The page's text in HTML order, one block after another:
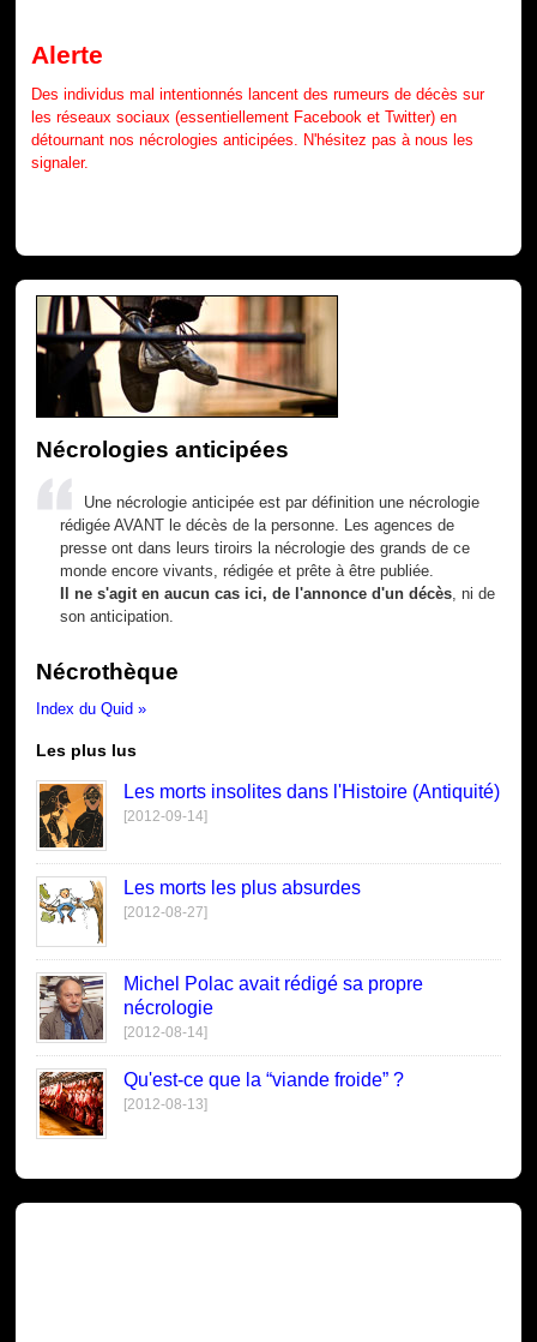
Alerte
Des individus mal intentionnés lancent des rumeurs de décès sur
les réseaux sociaux (essentiellement Facebook et Twitter) en
détournant nos nécrologies anticipées. N'hésitez pas à nous les
signaler.
Nécrologies anticipées
Une nécrologie anticipée est par définition une nécrologie
rédigée AVANT le décès de la personne. Les agences de
presse ont dans leurs tiroirs la nécrologie des grands de ce
monde encore vivants, rédigée et prête à être publiée.
Il ne s'agit en aucun cas ici, de l'annonce d'un décès , ni de
son anticipation.
Nécrothèque
Index du Quid »
Les plus lus
Les morts insolites dans l'Histoire (Antiquité)
[2012-09-14]
Les morts les plus absurdes
[2012-08-27]
Michel Polac avait rédigé sa propre
nécrologie
[2012-08-14]
Qu'est-ce que la “viande froide” ?
[2012-08-13]